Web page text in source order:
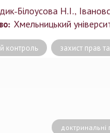
Білоусова Н.І.
Хмельницький
контроль захист прав
доктринальні